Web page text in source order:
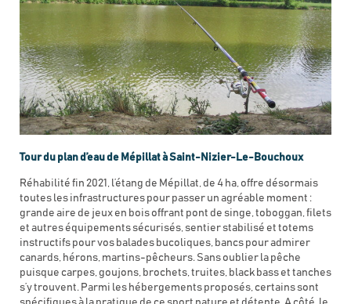
Tour du plan d’eau de Mépillat à Saint-Nizier-Le-Bouchoux
Réhabilité fin 2021, l’étang de Mépillat, de 4 ha, offre désormais
toutes les infrastructures pour passer un agréable moment :
grande aire de jeux en bois offrant pont de singe, toboggan, filets
et autres équipements sécurisés, sentier stabilisé et totems
instructifs pour vos balades bucoliques, bancs pour admirer
canards, hérons, martins-pêcheurs. Sans oublier la pêche
puisque carpes, goujons, brochets, truites, black bass et tanches
s’y trouvent. Parmi les hébergements proposés, certains sont